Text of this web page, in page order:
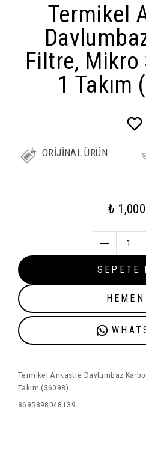
Termikel
Filtre, Mikro
1 Takım
ORİJİNAL ÜRÜN
₺
1
SEPETE
Termikel Ankastre Davlumbaz
Takım (36098)
8695898048139